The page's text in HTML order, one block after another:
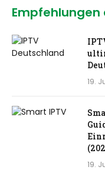
Empfehlungen
19.
19.